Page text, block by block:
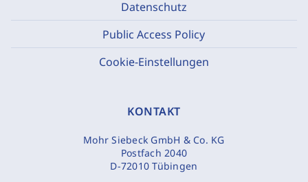
Datenschutz
Public Access Policy
Cookie-Einstellungen
KONTAKT
Mohr Siebeck GmbH & Co. KG
Postfach 2040
D-72010 Tübingen